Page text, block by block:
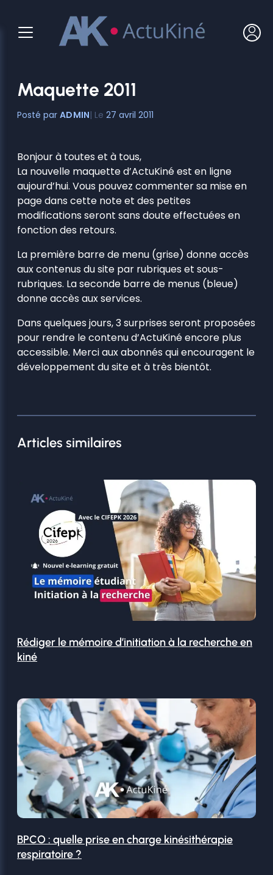
contenu
Maquette 2011
ADMIN 27 avril 2011
Bonjour à toutes et à tous,
La nouvelle maquette d’ActuKiné est en ligne
aujourd’hui. Vous pouvez commenter sa mise en
page dans cette note et des petites
modifications seront sans doute effectuées en
fonction des retours.
La première barre de menu (grise) donne accès
aux contenus du site par rubriques et sous-
rubriques. La seconde barre de menus (bleue)
donne accès aux services.
Dans quelques jours, 3 surprises seront proposées
pour rendre le contenu d’ActuKiné encore plus
accessible. Merci aux abonnés qui encouragent le
développement du site et à très bientôt.
Articles similaires
Rédiger le mémoire d’initiation à la recherche en
kiné
BPCO : quelle prise en charge kinésithérapie
respiratoire ?